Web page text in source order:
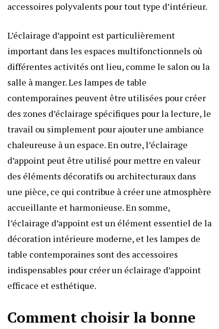
accessoires polyvalents pour tout type d’intérieur.
L’éclairage d’appoint est particulièrement
important dans les espaces multifonctionnels où
différentes activités ont lieu, comme le salon ou la
salle à manger. Les lampes de table
contemporaines peuvent être utilisées pour créer
des zones d’éclairage spécifiques pour la lecture, le
travail ou simplement pour ajouter une ambiance
chaleureuse à un espace. En outre, l’éclairage
d’appoint peut être utilisé pour mettre en valeur
des éléments décoratifs ou architecturaux dans
une pièce, ce qui contribue à créer une atmosphère
accueillante et harmonieuse. En somme,
l’éclairage d’appoint est un élément essentiel de la
décoration intérieure moderne, et les lampes de
table contemporaines sont des accessoires
indispensables pour créer un éclairage d’appoint
efficace et esthétique.
Comment choisir la bonne